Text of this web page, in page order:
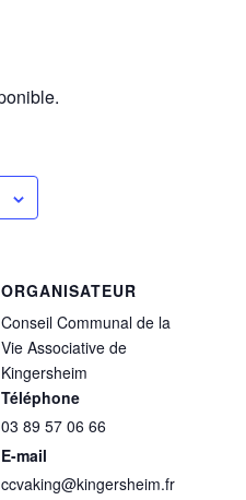
ORGANISATEUR
Conseil Communal de la
Vie Associative de
Kingersheim
Téléphone
03 89 57 06 66
E-mail
ccvaking@kingersheim.fr